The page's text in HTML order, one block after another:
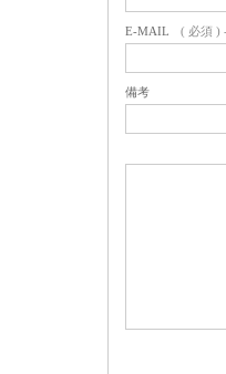
E-MAIL ( 必須 )
備考